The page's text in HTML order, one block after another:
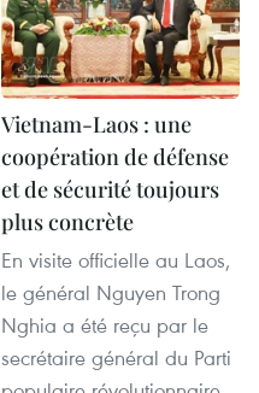
Vietnam-Laos : une
coopération de défense
et de sécurité toujours
plus concrète
En visite officielle au Laos,
le général Nguyen Trong
Nghia a été reçu par le
secrétaire général du Parti